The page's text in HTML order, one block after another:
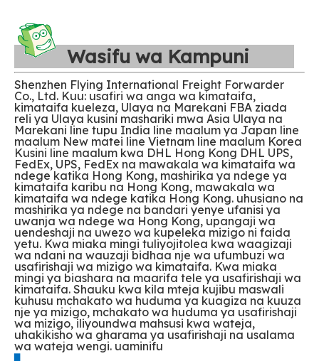
Wasifu wa Kampuni
Shenzhen Flying International Freight Forwarder
Co., Ltd. Kuu: usafiri wa anga wa kimataifa,
kimataifa kueleza, Ulaya na Marekani FBA ziada
reli ya Ulaya kusini mashariki mwa Asia Ulaya na
Marekani line tupu India line maalum ya Japan line
maalum New matei line Vietnam line maalum Korea
Kusini line maalum kwa DHL Hong Kong DHL UPS,
FedEx, UPS, FedEx na mawakala wa kimataifa wa
ndege katika Hong Kong, mashirika ya ndege ya
kimataifa karibu na Hong Kong, mawakala wa
kimataifa wa ndege katika Hong Kong. uhusiano na
mashirika ya ndege na bandari yenye ufanisi ya
uwanja wa ndege wa Hong Kong, upangaji wa
uendeshaji na uwezo wa kupeleka mizigo ni faida
yetu. Kwa miaka mingi tuliyojitolea kwa waagizaji
wa ndani na wauzaji bidhaa nje wa ufumbuzi wa
usafirishaji wa mizigo wa kimataifa. Kwa miaka
mingi ya biashara na maarifa tele ya usafirishaji wa
kimataifa. Shauku kwa kila mteja kujibu maswali
kuhusu mchakato wa huduma ya kuagiza na kuuza
nje ya mizigo, mchakato wa huduma ya usafirishaji
wa mizigo, iliyoundwa mahsusi kwa wateja,
uhakikisho wa gharama ya usafirishaji na usalama
wa wateja wengi. uaminifu